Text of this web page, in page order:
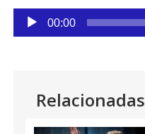
WhatsApp
Reproductor
de
00:00
Relacionadas